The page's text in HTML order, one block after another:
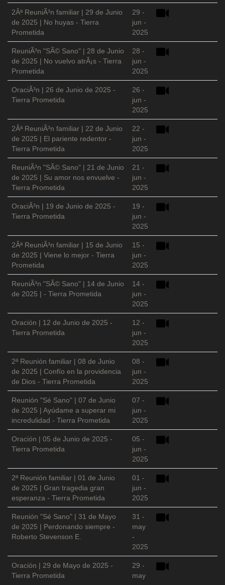
2Âª ReuniÃ³n familiar | 29 de Junio
de 2025 | No huyas - Tierra
Prometida
29 -
jun -
2025
ReuniÃ³n "SÃ© Sano" | 28 de Junio
de 2025 | No vuelvo atrÃ¡s - Tierra
Prometida
28 -
jun -
2025
OraciÃ³n | 26 de Junio de 2025 -
Tierra Prometida
26 -
jun -
2025
2Âª ReuniÃ³n familiar | 22 de Junio
de 2025 | El pariente redentor -
Tierra Prometida
22 -
jun -
2025
ReuniÃ³n "SÃ© Sano" | 21 de Junio
de 2025 | Su amor nos envuelve -
Tierra Prometida
21 -
jun -
2025
OraciÃ³n | 19 de Junio de 2025 -
Tierra Prometida
19 -
jun -
2025
2Âª ReuniÃ³n familiar | 15 de Junio
de 2025 | Viene lo mejor - Tierra
Prometida
15 -
jun -
2025
ReuniÃ³n "SÃ© Sano" | 14 de Junio
de 2025 | - Tierra Prometida
14 -
jun -
2025
Oración | 12 de Junio de 2025 -
Tierra Prometida
12 -
jun -
2025
2ª Reunión familiar | 08 de Junio
de 2025 | Confío en la providencia
de Dios - Tierra Prometida
08 -
jun -
2025
Reunión "Sé Sano" | 07 de Junio
de 2025 | Ayúdame a superar mi
incredulidad - Tierra Prometida
07 -
jun -
2025
Oración | 05 de Junio de 2025 -
Tierra Prometida
05 -
jun -
2025
2ª Reunión familiar | 01 de Junio
de 2025 | Gran tragedia gran
esperanza - Tierra Prometida
01 -
jun -
2025
Reunión "Sé Sano" | 31 de Mayo
de 2025 | Perdonando siempre -
Roberto Stevenson E.
31 -
may
-
2025
Oración | 29 de Mayo de 2025 -
Tierra Prometida
29 -
may